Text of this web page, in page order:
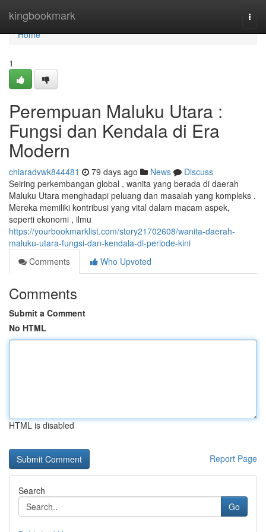
kingbookmark
Home
Home
1
Perempuan Maluku Utara :
Fungsi dan Kendala di Era
Modern
chiaradvwk844481 79 days ago News
Discuss
Seiring perkembangan global , wanita yang berada di daerah
Maluku Utara menghadapi peluang dan masalah yang kompleks .
Mereka memiliki kontribusi yang vital dalam macam aspek,
seperti ekonomi , ilmu
https://yourbookmarklist.com/story21702608/wanita-daerah-
maluku-utara-fungsi-dan-kendala-di-periode-kini
Comments
Who Upvoted
Comments
Submit a Comment
No HTML
HTML is disabled
Report Page
Search
Go